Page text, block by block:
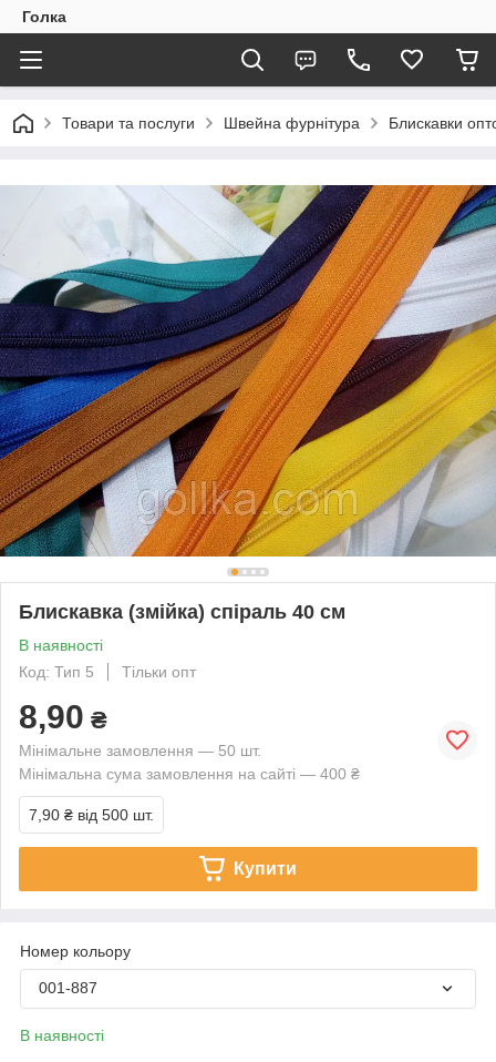
Голка
Товари та послуги Швейна фурнітура Блискавки
Блискавка (змійка) спіраль 40 см
В наявності
Код: Тип 5
Тільки опт
8,90 ₴
Мінімальне замовлення — 50 шт.
Мінімальна сума замовлення на сайті — 400 ₴
7,90 ₴ від 500 шт.
Купити
Номер кольору
001-887
В наявності